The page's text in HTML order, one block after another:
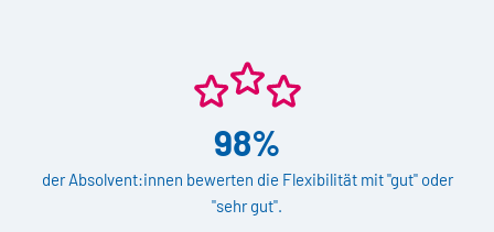
98%
der Absolvent:innen bewerten die Flexibilität mit "gut" oder
"sehr gut".